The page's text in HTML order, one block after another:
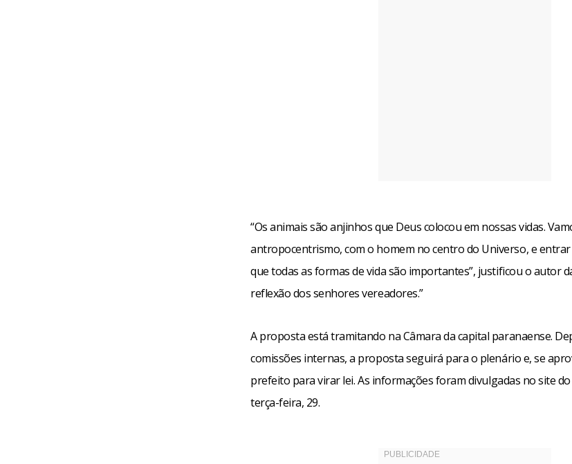
“Os animais são anjinhos que Deus colocou em nossas vidas.
antropocentrismo, com o homem no centro do Universo, e
que todas as formas de vida são importantes”, justificou o autor
reflexão dos senhores vereadores.”
A proposta está tramitando na Câmara da capital paranaense.
comissões internas, a proposta seguirá para o plenário e, se
prefeito para virar lei. As informações foram divulgadas no site
terça-feira, 29.